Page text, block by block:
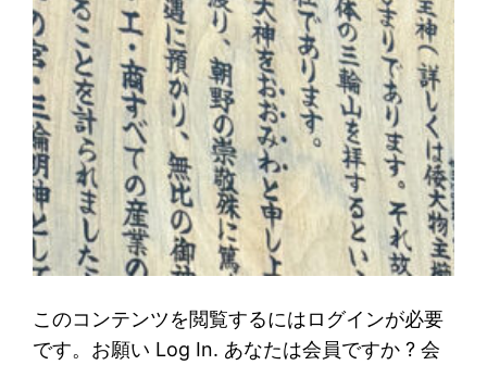
このコンテンツを閲覧するにはログインが必要
です。お願い Log In. あなたは会員ですか ? 会